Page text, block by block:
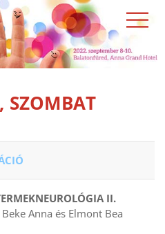
SZOMBAT
II.
Anna és Elmont Bea